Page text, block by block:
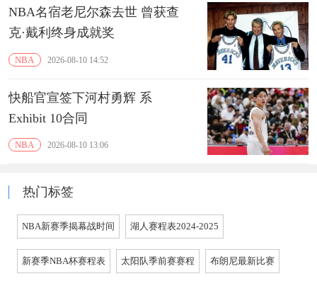
NBA名宿老尼尔森去世 曾获查
克·戴利终身成就奖
NBA 2026-08-10 14:52
快船官宣签下河村勇辉 系
Exhibit 10合同
NBA 2026-08-10 13:06
热门标签
NBA新赛季揭幕战时间 湖人赛程表2024-2025
新赛季NBA杯赛程表 太阳队季前赛赛程 布朗尼最新比赛